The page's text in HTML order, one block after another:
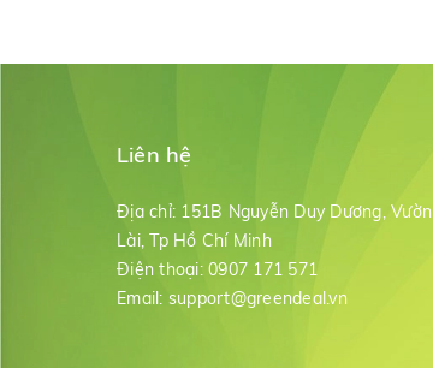
Liên hệ
Địa chỉ: 151B Nguyễn Duy Dương, Vườn
Lài, Tp Hồ Chí Minh
Điện thoại: 0907 171 571
Email: support@greendeal.vn